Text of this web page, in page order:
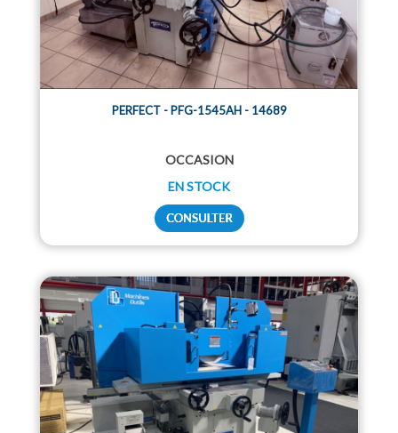
PERFECT - PFG-1545AH - 14689
OCCASION
EN STOCK